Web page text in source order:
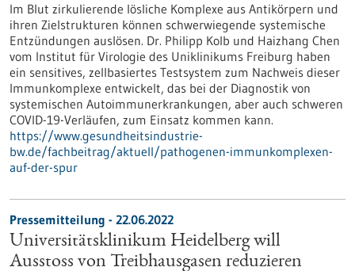
Im Blut zirkulierende lösliche Komplexe aus Antikörpern und
ihren Zielstrukturen können schwerwiegende systemische
Entzündungen auslösen. Dr. Philipp Kolb und Haizhang Chen
vom Institut für Virologie des Uniklinikums Freiburg haben
ein sensitives, zellbasiertes Testsystem zum Nachweis dieser
Immunkomplexe entwickelt, das bei der Diagnostik von
systemischen Autoimmunerkrankungen, aber auch schweren
COVID-19-Verläufen, zum Einsatz kommen kann.
https://www.gesundheitsindustrie-
bw.de/fachbeitrag/aktuell/pathogenen-immunkomplexen-
auf-der-spur
Pressemitteilung - 22.06.2022
Universitätsklinikum Heidelberg will
Ausstoss von Treibhausgasen reduzieren